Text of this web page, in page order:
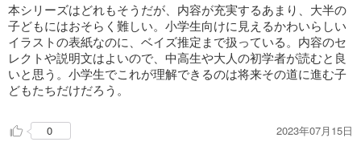
本シリーズはどれもそうだが、内容が充実するあまり、大半の
子どもにはおそらく難しい。小学生向けに見えるかわいらしい
イラストの表紙なのに、ベイズ推定まで扱っている。内容のセ
レクトや説明文はよいので、中高生や大人の初学者が読むと良
いと思う。小学生でこれが理解できるのは将来その道に進む子
どもたちだけだろう。
0 2023年07月15日